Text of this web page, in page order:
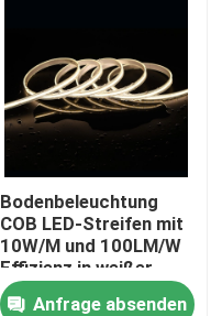
Bodenbeleuchtung
COB LED-Streifen mit
10W/M und 100LM/W
Effizienz in weißer
Farbe
Anfrage absenden